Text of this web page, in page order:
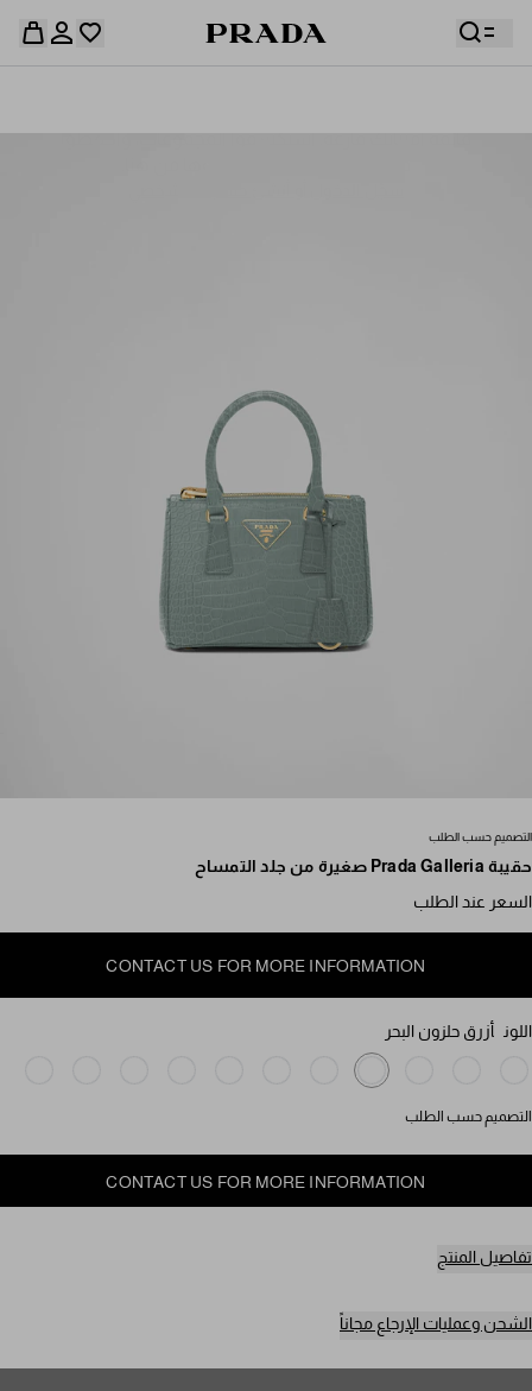
قائمة أمنياتك فارغة. استكشفوا المجموعات، واحفظوا
التصميم حسب الطلب
حقيبة Prada Galleria صغيرة من جلد التمساح
السعر عند الطلب
CONTACT US FOR MORE INFORMATION
اللون أزرق حلزون البحر
التصميم حسب الطلب
CONTACT US FOR MORE INFORMATION
تفاصيل المنتج
الشحن وعمليات الإرجاع مجاناً